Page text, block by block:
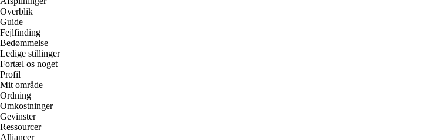
Overblik
Guide
Fejlfinding
Bedømmelse
Ledige stillinger
Fortæl os noget
Profil
Mit område
Ordning
Omkostninger
Gevinster
Ressourcer
Alliancer